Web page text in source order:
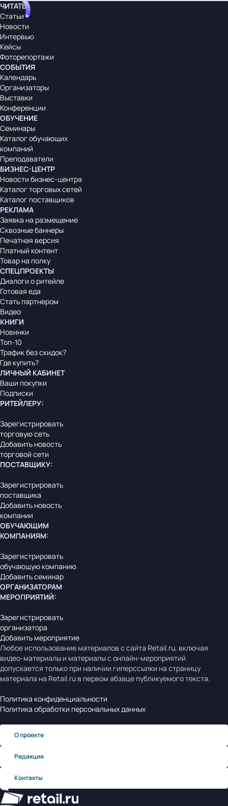
ЧИТАТЬ
Статьи
Новости
Интервью
Кейсы
Фоторепортажи
СОБЫТИЯ
Календарь
Организаторы
Выставки
Конференции
ОБУЧЕНИЕ
Семинары
Каталог обучающих
компаний
Преподаватели
БИЗНЕС-ЦЕНТР
Новости бизнес-центра
Каталог торговых сетей
Каталог поставщиков
РЕКЛАМА
Заявка на размещение
Сквозные баннеры
Печатная версия
Платный контент
Товар на полку
СПЕЦПРОЕКТЫ
Диалоги о ритейле
Готовая еда
Стать партнером
Видео
КНИГИ
Новинки
Топ-10
Трафик без скидок?
Где купить?
ЛИЧНЫЙ КАБИНЕТ
Ваши покупки
Подписки
РИТЕЙЛЕРУ:
Зарегистрировать
торговую сеть
Добавить новость
торговой сети
ПОСТАВЩИКУ:
Зарегистрировать
поставщика
Добавить новость
компании
ОБУЧАЮЩИМ
КОМПАНИЯМ:
Зарегистрировать
обучающую компанию
Добавить семинар
ОРГАНИЗАТОРАМ
МЕРОПРИЯТИЙ:
Зарегистрировать
организатора
Добавить мероприятие
Любое использование материалов с сайта Retail.ru, включая
видео-материалы и материалы с онлайн-мероприятий
допускается только при наличии гиперссылки на страницу
материала на Retail.ru в первом абзаце публикуемого текста.
Политика конфиденциальности
Политика обработки персональных данных
О проекте
Редакция
Контакты